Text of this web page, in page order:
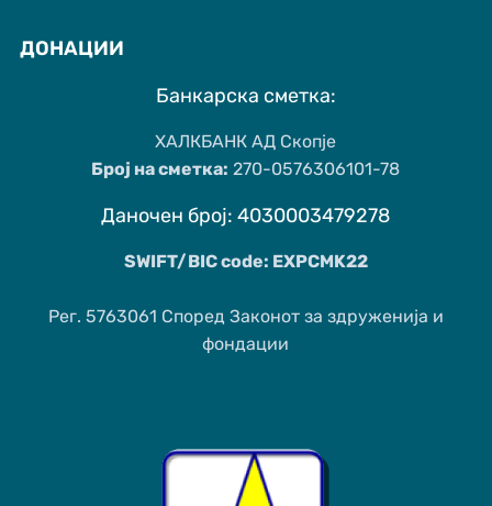
ДОНАЦИИ
Банкарска сметка:
ХАЛКБАНК АД Скопје
Број на сметка: 270-0576306101-78
Даночен број: 4030003479278
SWIFT/BIC code: EXPCMK22
Рег. 5763061 Според Законот за здруженија и
фондации